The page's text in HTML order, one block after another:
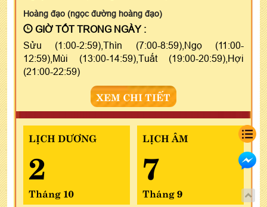
Hoàng đạo (ngọc đường hoàng đạo)
GIỜ TỐT TRONG NGÀY :
Sửu (1:00-2:59),Thìn (7:00-8:59),Ngọ (11:00-
12:59),Mùi (13:00-14:59),Tuất (19:00-20:59),Hợi
(21:00-22:59)
XEM CHI TIẾT
LỊCH DƯƠNG
2
Tháng 10
LỊCH ÂM
7
Tháng 9